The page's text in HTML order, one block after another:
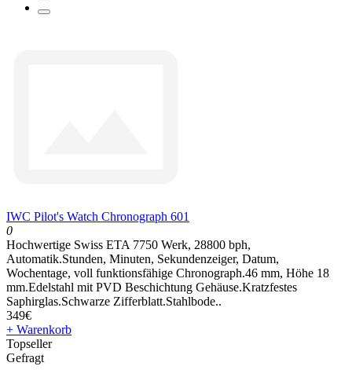
IWC Pilot's Watch Chronograph 601
0
Hochwertige Swiss ETA 7750 Werk, 28800 bph,
Automatik.Stunden, Minuten, Sekundenzeiger, Datum,
Wochentage, voll funktionsfähige Chronograph.46 mm, Höhe 18
mm.Edelstahl mit PVD Beschichtung Gehäuse.Kratzfestes
Saphirglas.Schwarze Zifferblatt.Stahlbode..
349€
+ Warenkorb
Topseller
Gefragt